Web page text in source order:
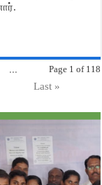
Page 1 of 118
...
Last »